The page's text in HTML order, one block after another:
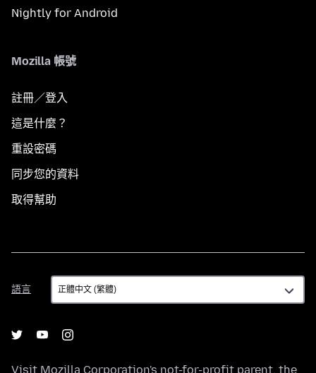
Nightly for Android
Mozilla 帳號
註冊／登入
這是什麼？
重設密碼
同步您的資料
取得幫助
語言
語
言
Visit Mozilla Corporation's not-for-profit parent, the